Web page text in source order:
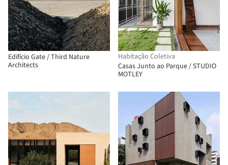
Edifício Gate / Third Nature
Architects
Habitação Coletiva
Casas Junto ao Parque / STUDIO
MOTLEY